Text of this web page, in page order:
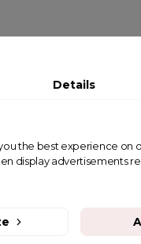
Details
the best experience on
display advertisements